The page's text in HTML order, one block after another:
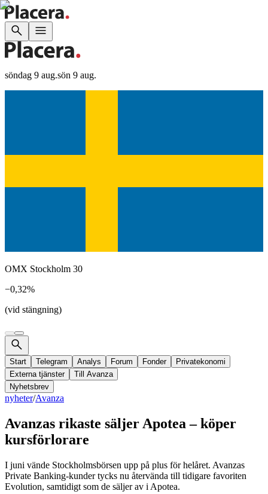
söndag 9 aug.sön 9 aug.
OMX Stockholm 30
−0,32%
(vid stängning)
Start Telegram Analys Forum Fonder
Privatekonomi
Externa tjänster
Till Avanza
Nyhetsbrev
nyheter/Avanza
Avanzas rikaste säljer Apotea – köper
kursförlorare
I juni vände Stockholmsbörsen upp på plus för helåret. Avanzas
Private Banking-kunder tycks nu återvända till tidigare favoriten
Evolution, samtidigt som de säljer av i Apotea.